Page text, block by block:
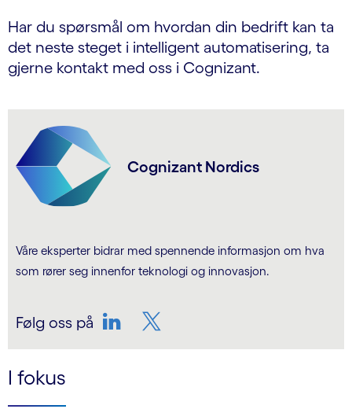
Har du spørsmål om hvordan din bedrift kan ta
det neste steget i intelligent automatisering, ta
gjerne kontakt med oss i Cognizant.
Cognizant Nordics
Våre eksperter bidrar med spennende informasjon om hva
som rører seg innenfor teknologi og innovasjon.
Følg oss på
I fokus